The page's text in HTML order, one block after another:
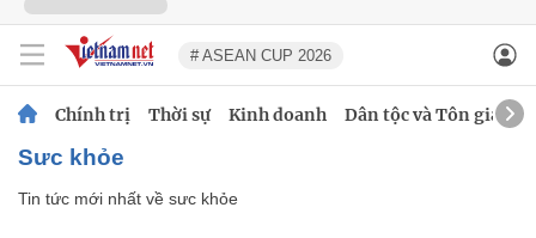
# ASEAN CUP 2026
Chính trị Thời sự Kinh doanh Dân tộc và Tôn giáo
sưc khỏe
Tin tức mới nhất về sưc khỏe